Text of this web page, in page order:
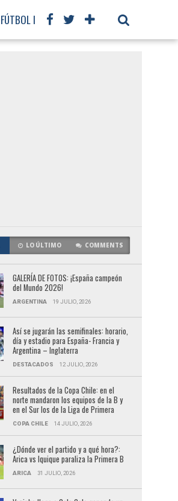
FÚTBOL INTERNACIONAL
LO ÚLTIMO COMMENTS
GALERÍA DE FOTOS: ¡España campeón
del Mundo 2026!
ARGENTINA 19 JULIO, 2026
Así se jugarán las semifinales: horario,
día y estadio para España- Francia y
Argentina – Inglaterra
DESTACADOS 12 JULIO, 2026
Resultados de la Copa Chile: en el
norte mandaron los equipos de la B y
en el Sur los de la Liga de Primera
COPA CHILE 14 JULIO, 2026
¿Dónde ver el partido y a qué hora?:
Arica vs Iquique paraliza la Primera B
ARICA 31 JULIO, 2026